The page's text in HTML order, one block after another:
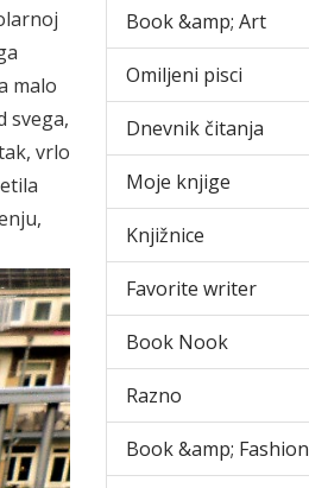
malo
svega,
vrlo
Book &amp; Art
Omiljeni pisci
Dnevnik čitanja
Moje knjige
Knjižnice
Favorite writer
Book Nook
Razno
Book &amp; Fashion